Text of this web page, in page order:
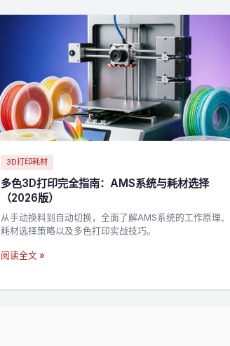
3D打印耗材
多色3D打印完全指南：AMS系统与耗材选择
（2026版）
从手动换料到自动切换，全面了解AMS系统的工作原理、
耗材选择策略以及多色打印实战技巧。
阅读全文 »